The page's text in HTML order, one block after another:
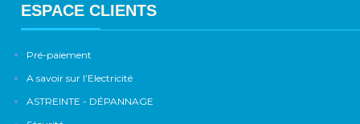
ESPACE CLIENTS
Pré-paiement
A savoir sur l’Electricité
ASTREINTE - DÉPANNAGE